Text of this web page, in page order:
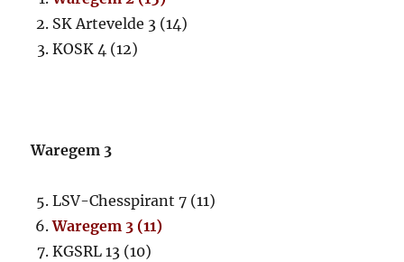
SK Artevelde 3 (14)
KOSK 4 (12)
Waregem 3
LSV-Chesspirant 7 (11)
Waregem 3 (11)
KGSRL 13 (10)